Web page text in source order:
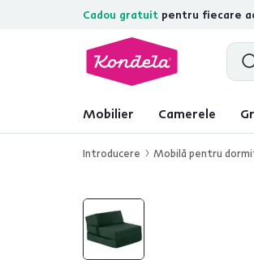
Cadou gratuit pentru fiecare
4,7 31.285
Mobilier Camerele
Introducere Mobilă pentru